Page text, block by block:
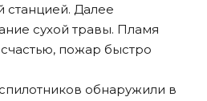
станцией. Далее
сухой травы. Пламя
пожар быстро
обнаружили в